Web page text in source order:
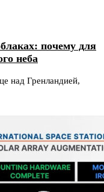
почему для
неба
над Гренландией,